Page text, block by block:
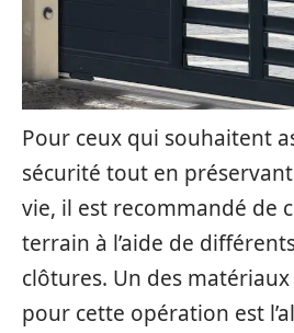
Pour ceux qui souhaitent
sécurité tout en
vie, il est recommandé de
terrain à l’aide de
clôtures. Un des
pour cette opération est